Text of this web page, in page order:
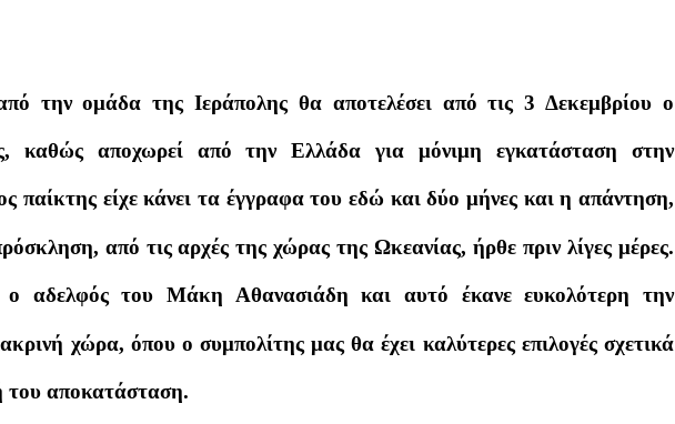
την ομάδα της Ιεράπολης θα αποτελέσει από τις 3 Δεκεμβρίου ο
καθώς αποχωρεί από την Ελλάδα για μόνιμη εγκατάσταση στην
παίκτης είχε κάνει τα έγγραφα του εδώ και δύο μήνες και η απάντηση,
από τις αρχές της χώρας της Ωκεανίας, ήρθε πριν λίγες μέρες.
ο αδελφός του Μάκη Αθανασιάδη και αυτό έκανε ευκολότερη την
χώρα, όπου ο συμπολίτης μας θα έχει καλύτερες επιλογές σχετικά
του αποκατάσταση.